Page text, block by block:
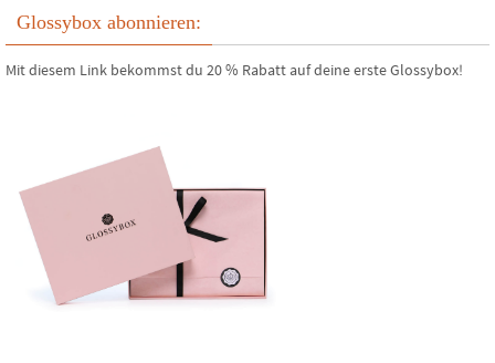
Glossybox abonnieren:
Mit diesem Link bekommst du 20 % Rabatt auf deine erste Glossybox!